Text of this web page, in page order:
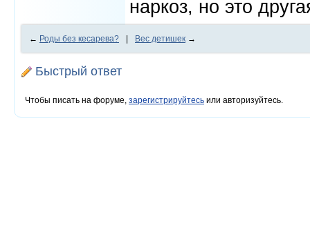
наркоз, но это
← Роды без кесарева? Вес детишек →
Быстрый ответ
Чтобы писать на форуме, зарегистрируйтесь или авторизуйтесь.